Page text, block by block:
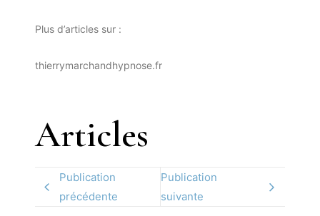
Plus d’articles sur :
thierrymarchandhypnose.fr
Articles
Publication
précédente
Publication
suivante